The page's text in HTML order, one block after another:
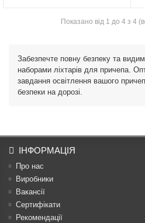
Показано від 1 до 4 з 4
Забезпечте повну безпеку та
наборами ліхтарів для причепа.
завдання освітлення вашого
безпеки на дорозі.
ІНФОРМАЦІЯ
Про нас
Виробники
Вакансії
Сертифікати
Рекомендації